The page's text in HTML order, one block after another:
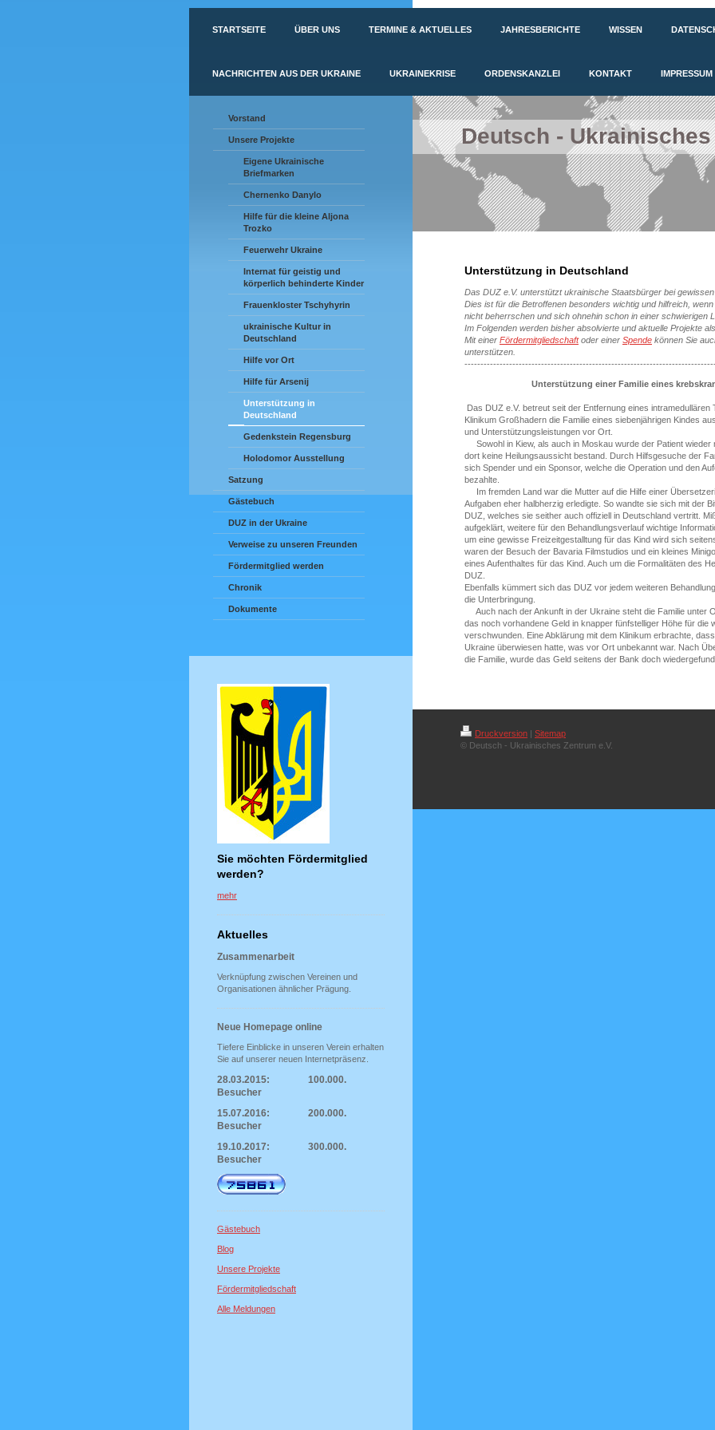
STARTSEITE ÜBER UNS TERMINE & AKTUELLES JAHRESBERICHTE WISSEN
NACHRICHTEN AUS DER UKRAINE UKRAINEKRISE ORDENSKANZLEI KONTAKT IMPRESSUM
Vorstand
Unsere Projekte
Eigene Ukrainische
Briefmarken
Chernenko Danylo
Hilfe für die kleine Aljona
Trozko
Feuerwehr Ukraine
Internat für geistig und
körperlich behinderte Kinder
Frauenkloster Tschyhyrin
ukrainische Kultur in
Deutschland
Hilfe vor Ort
Hilfe für Arsenij
Unterstützung in
Deutschland
Gedenkstein Regensburg
Holodomor Ausstellung
Satzung
Gästebuch
DUZ in der Ukraine
Verweise zu unseren Freunden
Fördermitglied werden
Chronik
Dokumente
Sie möchten Fördermitglied
werden?
mehr
Aktuelles
Zusammenarbeit
Verknüpfung zwischen Vereinen und
Organisationen ähnlicher Prägung.
Neue Homepage online
Tiefere Einblicke in unseren Verein erhalten
Sie auf unserer neuen Internetpräsenz.
28.03.2015: 100.000.
Besucher
15.07.2016: 200.000.
Besucher
19.10.2017: 300.000.
Besucher
Gästebuch
Blog
Unsere Projekte
Fördermitgliedschaft
Alle Meldungen
Deutsch - Ukrainisches
Unterstützung in Deutschland
Das DUZ e.V. unterstützt ukrainische Staatsbürger bei
Dies ist für die Betroffenen besonders wichtig und hilfreich,
nicht beherrschen und sich ohnehin schon in einer schwierigen
Im Folgenden werden bisher absolvierte und aktuelle Projekte
Mit einer Fördermitgliedschaftoder einer Spende können Sie
unterstützen.
Unterstützung einer Familie eines
Das DUZ e.V. betreut seit der Entfernung eines intramedullären
Klinikum Großhadern die Familie eines siebenjährigen Kindes
und Unterstützungsleistungen vor Ort.
Sowohl in Kiew, als auch in Moskau wurde der Patient wieder
dort keine Heilungsaussicht bestand. Durch Hilfsgesuche der
sich Spender und ein Sponsor, welche die Operation und den
bezahlte.
Im fremden Land war die Mutter auf die Hilfe einer
Aufgaben eher halbherzig erledigte. So wandte sie sich mit der
DUZ, welches sie seither auch offiziell in Deutschland vertritt.
aufgeklärt, weitere für den Behandlungsverlauf wichtige
um eine gewisse Freizeitgestalltung für das Kind wird sich
waren der Besuch der Bavaria Filmstudios und ein kleines
eines Aufenthaltes für das Kind. Auch um die Formalitäten des
DUZ.
Ebenfalls kümmert sich das DUZ vor jedem weiteren
die Unterbringung.
Auch nach der Ankunft in der Ukraine steht die Familie unter
das noch vorhandene Geld in knapper fünfstelliger Höhe für die
verschwunden. Eine Abklärung mit dem Klinikum erbrachte,
Ukraine überwiesen hatte, was vor Ort unbekannt war. Nach
die Familie, wurde das Geld seitens der Bank doch
Druckversion | Sitemap
© Deutsch - Ukrainisches Zentrum e.V.